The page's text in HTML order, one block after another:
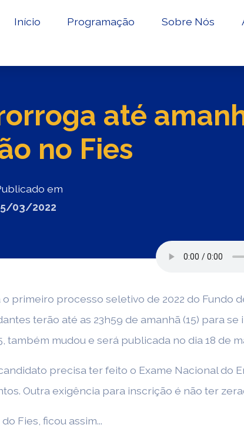
Início Programação Sobre Nós
até
no Fies
em
03/2022
primeiro processo seletivo de 2022 do Fundo
terão até as 23h59 de amanhã (15) para
também mudou e será publicada no dia 18 de
precisa ter feito o Exame Nacional do
Outra exigência para inscrição é não ter
Fies, ficou assim...